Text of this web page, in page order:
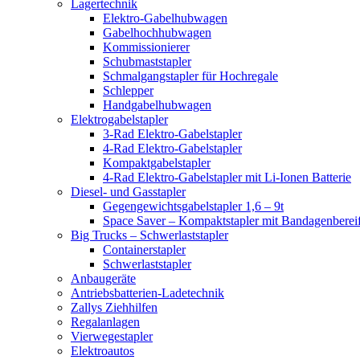
Lagertechnik
Elektro-Gabelhubwagen
Gabelhochhubwagen
Kommissionierer
Schubmaststapler
Schmalgangstapler für Hochregale
Schlepper
Handgabelhubwagen
Elektrogabelstapler
3-Rad Elektro-Gabelstapler
4-Rad Elektro-Gabelstapler
Kompaktgabelstapler
4-Rad Elektro-Gabelstapler mit Li-Ionen Batterie
Diesel- und Gasstapler
Gegengewichtsgabelstapler 1,6 – 9t
Space Saver – Kompaktstapler mit
Big Trucks – Schwerlaststapler
Containerstapler
Schwerlaststapler
Anbaugeräte
Antriebsbatterien-Ladetechnik
Zallys Ziehhilfen
Regalanlagen
Vierwegestapler
Elektroautos